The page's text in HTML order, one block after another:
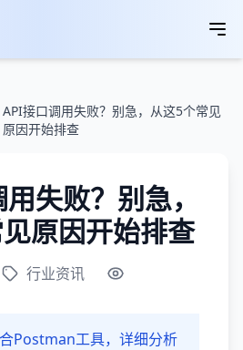
API接口调用失败？别急，从这5个常见
原因开始排查
失败？别急，
原因开始排查
行业资讯
Postman工具，详细分析